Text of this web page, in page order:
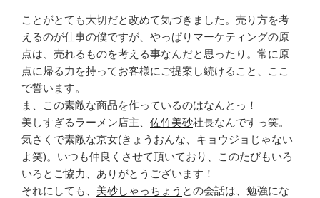
ことがとても大切だと改めて気づきました。売り方を考
えるのが仕事の僕ですが、やっぱりマーケティングの原
点は、売れるものを考える事なんだと思ったり。常に原
点に帰る力を持ってお客様にご提案し続けること、ここ
で誓います。
ま、この素敵な商品を作っているのはなんとっ！
美しすぎるラーメン店主、 佐竹美砂社長なんですっ笑。
気さくで素敵な京女(きょうおんな、キョウジョじゃない
よ笑)。いつも仲良くさせて頂いており、このたびもいろ
いろとご協力、ありがとうございます！
それにしても、 美砂しゃっちょう との会話は、勉強にな